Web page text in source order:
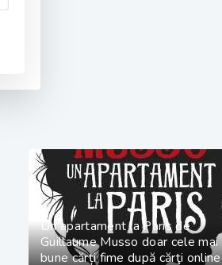
Un apartament la Paris de
Guillaume Musso doar cele mai
bune cărți fime după cărţi online